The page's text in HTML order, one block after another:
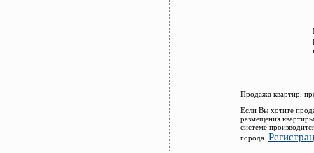
Продажа квартир,
Если Вы хотите
размещения
системе
города.